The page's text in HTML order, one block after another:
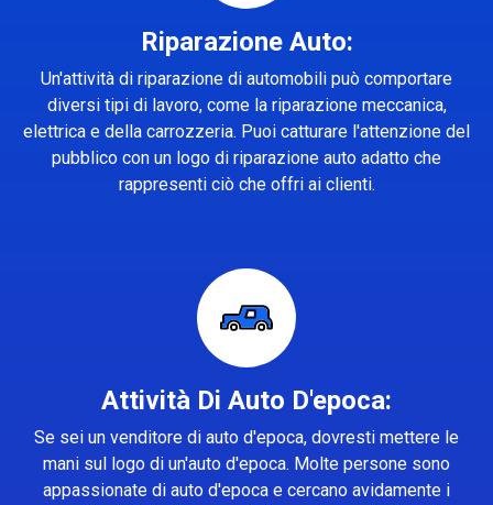
Riparazione Auto:
Un'attività di riparazione di automobili può comportare
diversi tipi di lavoro, come la riparazione meccanica,
elettrica e della carrozzeria. Puoi catturare l'attenzione del
pubblico con un logo di riparazione auto adatto che
rappresenti ciò che offri ai clienti.
Attività Di Auto D'epoca:
Se sei un venditore di auto d'epoca, dovresti mettere le
mani sul logo di un'auto d'epoca. Molte persone sono
appassionate di auto d'epoca e cercano avidamente i